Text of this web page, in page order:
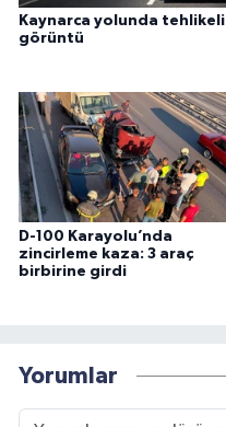
Kaynarca yolunda tehlikeli
görüntü
D-100 Karayolu’nda
zincirleme kaza: 3 araç
birbirine girdi
Yorumlar